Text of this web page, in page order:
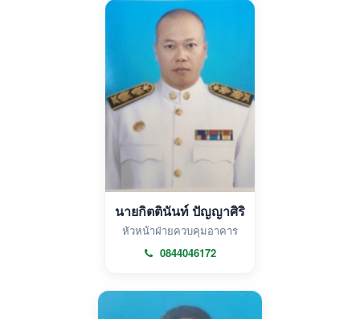
นายกิตตินันท์ ปัญญาศิริ
หัวหน้าฝ่ายควบคุมอาคาร
0844046172